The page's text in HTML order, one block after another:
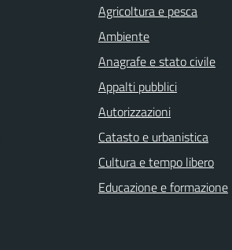
Agricoltura e pesca
Ambiente
Anagrafe e stato civile
Appalti pubblici
Autorizzazioni
Catasto e urbanistica
Cultura e tempo libero
Educazione e formazione